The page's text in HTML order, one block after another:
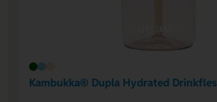
Kambukka® Dupla Hydrated Drinkfles